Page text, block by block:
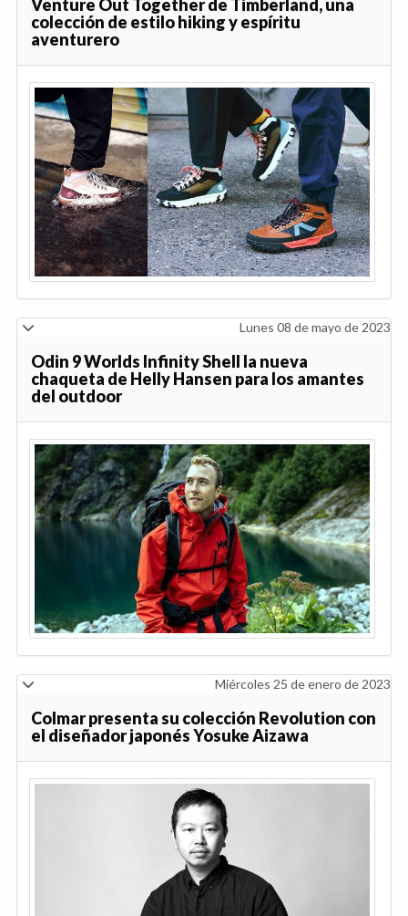
Venture Out Together de Timberland, una
colección de estilo hiking y espíritu
aventurero
Lunes 08 de mayo de 2023
Odin 9 Worlds Infinity Shell la nueva
chaqueta de Helly Hansen para los amantes
del outdoor
Miércoles 25 de enero de 2023
Colmar presenta su colección Revolution con
el diseñador japonés Yosuke Aizawa